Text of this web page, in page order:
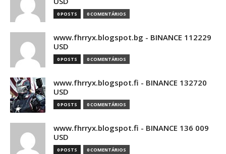
0 POSTS 0 COMENTÁRIOS
www.fhrryx.blogspot.bg - BINANCE 112229
USD
0 POSTS 0 COMENTÁRIOS
www.fhrryx.blogspot.fi - BINANCE 132720
USD
0 POSTS 0 COMENTÁRIOS
www.fhrryx.blogspot.fi - BINANCE 136 009
USD
0 POSTS 0 COMENTÁRIOS